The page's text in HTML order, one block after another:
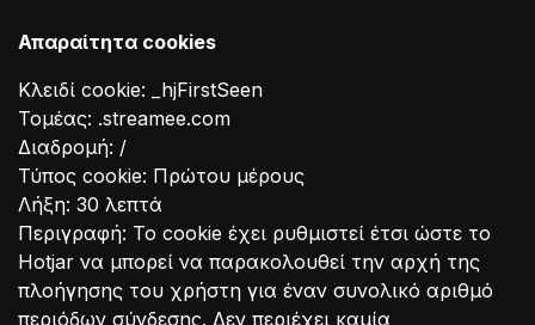
Απαραίτητα cookies
Κλειδί cookie: _hjFirstSeen
Τομέας: .streamee.com
Διαδρομή: /
Τύπος cookie: Πρώτου μέρους
Λήξη: 30 λεπτά
Περιγραφή: Το cookie έχει ρυθμιστεί έτσι ώστε το
Hotjar να μπορεί να παρακολουθεί την αρχή της
πλοήγησης του χρήστη για έναν συνολικό αριθμό
περιόδων σύνδεσης. Δεν περιέχει καμία